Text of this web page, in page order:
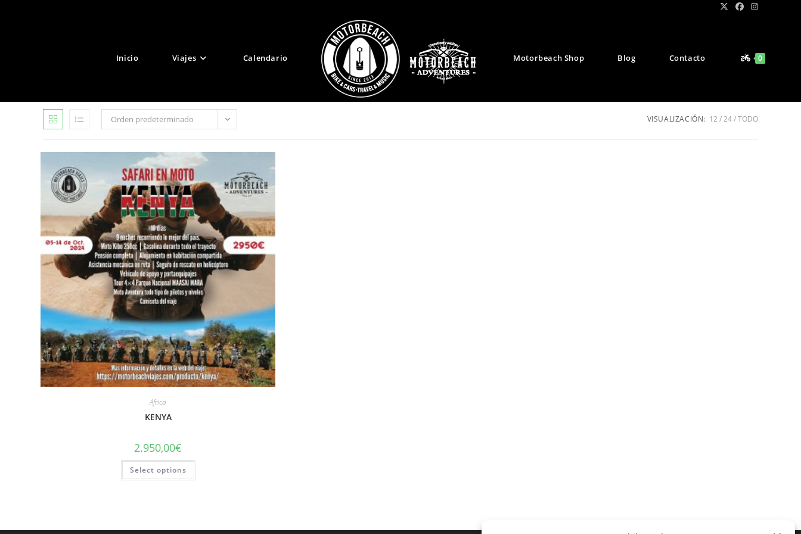
Inicio Viajes Calendario Motorbeach Shop Blog Contacto 0
Orden predeterminado VISUALIZACIÓN: 12 24 TODO
Africa
KENYA
2.950,00€
Select options